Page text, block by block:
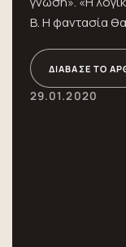
Β. Η φαντασία
ΔΙΆΒΑΣΕ ΤΟ
29.01.2020